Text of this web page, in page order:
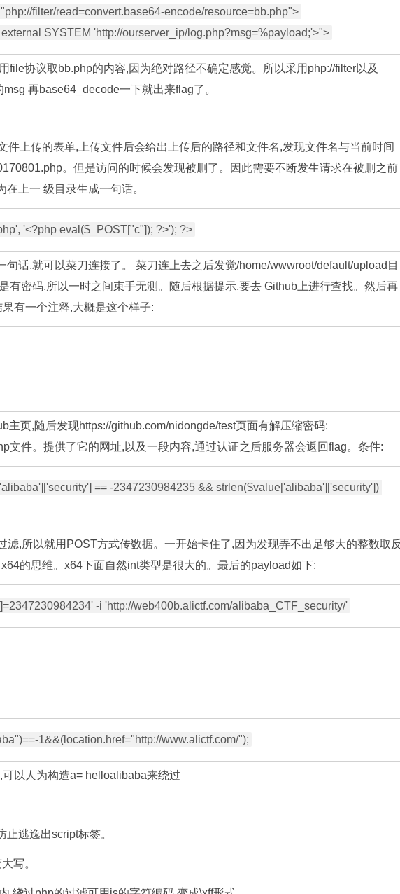
filter/read=convert.base64-encode/resource=bb.php">
file协议取bb.php的内容,因为绝对路径不确定感觉。所以采用php://filter以及
再base64_decode一下就出来flag了。
件上传的表单,上传文件后会给出上传后的路径和文件名,发现文件名与当前时间
。但是访问的时候会发现被删了。因此需要不断发生请求在被删之前
上一 级目录生成一句话。
句话,就可以菜刀连接了。 菜刀连上去之后发觉/home/wwwroot/default/upload目
有密码,所以一时之间束手无测。随后根据提示,要去 Github上进行查找。然后再
有一个注释,大概是这个样子:
主页,随后发现https://github.com/nidongde/test页面有解压缩密码:
文件。提供了它的网址,以及一段内容,通过认证之后服务器会返回flag。条件:
== -2347230984235 && strlen($value['alibaba']['security'])
滤,所以就用POST方式传数据。一开始卡住了,因为发现弄不出足够大的整数取
的思维。x64下面自然int类型是很大的。最后的payload如下:
以人为构造a= helloalibaba来绕过
止逃逸出script标签。
写。